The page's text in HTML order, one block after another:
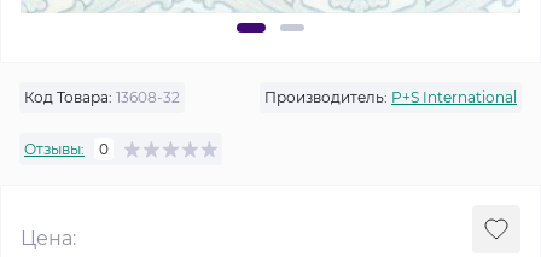
Код Товара: 13608-32 Производитель: P+S International
Отзывы: 0
Цена: